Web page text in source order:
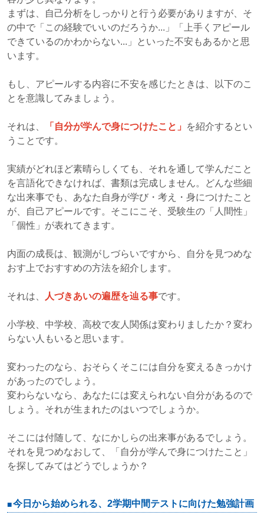
まずは、自己分析をしっかりと行う必要がありますが、そ
の中で「この経験でいいのだろうか...」「上手くアピール
できているのかわからない...」といった不安もあるかと思
います。
もし、アピールする内容に不安を感じたときは、以下のこ
とを意識してみましょう。
それは、 「自分が学んで身につけたこと」
を紹介するとい
うことです。
実績がどれほど素晴らしくても、それを通して学んだこと
を言語化できなければ、書類は完成しません。どんな些細
な出来事でも、あなた自身が学び・考え・身につけたこと
が、自己アピールです。そこにこそ、受験生の「人間性」
「個性」が表れてきます。
内面の成長は、観測がしづらいですから、自分を見つめな
おす上でおすすめの方法を紹介します。
それは、 人づきあいの遍歴を辿る事です。
小学校、中学校、高校で友人関係は変わりましたか？変わ
らない人もいると思います。
変わったのなら、おそらくそこには自分を変えるきっかけ
があったのでしょう。
変わらないなら、あなたには変えられない自分があるので
しょう。それが生まれたのはいつでしょうか。
そこには付随して、なにかしらの出来事があるでしょう。
それを見つめなおして、「自分が学んで身につけたこと」
を探してみてはどうでしょうか？
今日から始められる、2学期中間テストに向けた勉強計画